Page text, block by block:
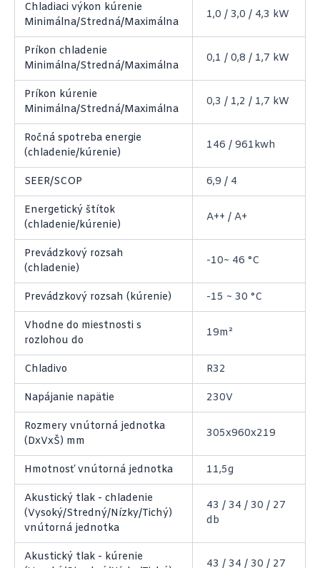
Chladiaci výkon kúrenie
Minimálna/Stredná/Maximálna
1,0 / 3,0 / 4,3 kW
Príkon chladenie
Minimálna/Stredná/Maximálna
0,1 / 0,8 / 1,7 kW
Príkon kúrenie
Minimálna/Stredná/Maximálna
0,3 / 1,2 / 1,7 kW
Ročná spotreba energie
(chladenie/kúrenie)
146 / 961kwh
SEER/SCOP 6,9 / 4
Energetický štítok
(chladenie/kúrenie)
A++ / A+
Prevádzkový rozsah
(chladenie)
-10~ 46 °C
Prevádzkový rozsah (kúrenie) -15 ~ 30 °C
Vhodne do miestnosti s
rozlohou do
19m²
Chladivo R32
Napájanie napätie 230V
Rozmery vnútorná jednotka
(DxVxŠ) mm
305x960x219
Hmotnosť vnútorná jednotka 11,5g
Akustický tlak - chladenie
(Vysoký/Stredný/Nízky/Tichý)
vnútorná jednotka
43 / 34 / 30 / 27
db
Akustický tlak - kúrenie
43 / 34 / 30 / 27